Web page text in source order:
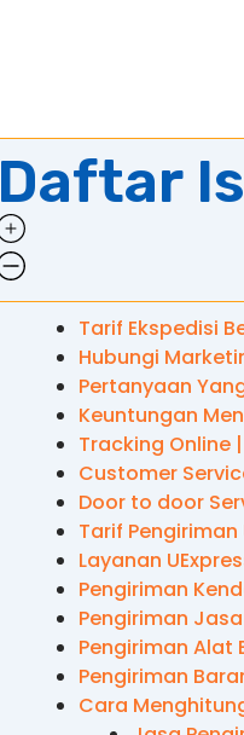
Daftar
Tarif Ekspedisi
Hubungi
Pertanyaan
Keuntungan
Tracking Online
Customer
Door to door
Tarif Pengiriman
Layanan
Pengiriman
Pengiriman
Pengiriman Alat
Pengiriman
Cara